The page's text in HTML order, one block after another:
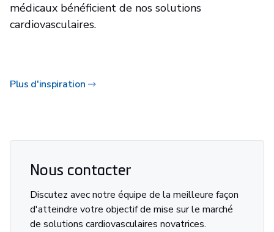
médicaux bénéficient de nos solutions
cardiovasculaires.
Plus d'inspiration
Nous contacter
Discutez avec notre équipe de la meilleure façon
d'atteindre votre objectif de mise sur le marché
de solutions cardiovasculaires novatrices.